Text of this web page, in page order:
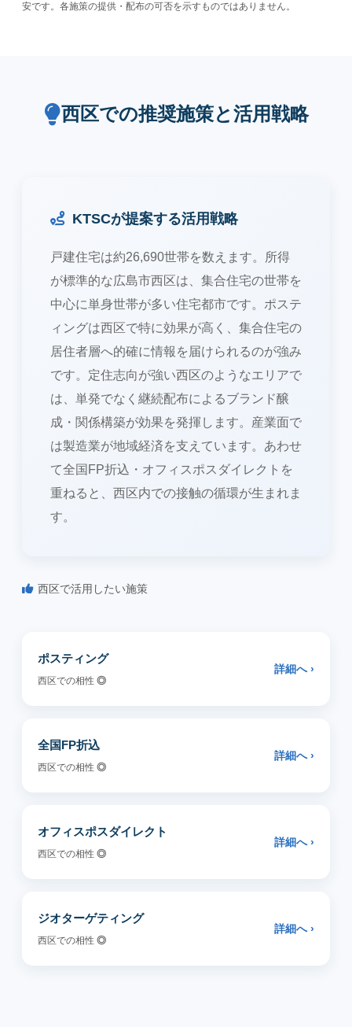
安です。各施策の提供・配布の可否を示すものではありません。
西区での推奨施策と活用戦略
KTSCが提案する活用戦略
戸建住宅は約26,690世帯を数えます。所得
が標準的な広島市西区は、集合住宅の世帯を
中心に単身世帯が多い住宅都市です。ポステ
ィングは西区で特に効果が高く、集合住宅の
居住者層へ的確に情報を届けられるのが強み
です。定住志向が強い西区のようなエリアで
は、単発でなく継続配布によるブランド醸
成・関係構築が効果を発揮します。産業面で
は製造業が地域経済を支えています。あわせ
て全国FP折込・オフィスポスダイレクトを
重ねると、西区内での接触の循環が生まれま
す。
西区で活用したい施策
ポスティング
西区での相性 ◎
詳細へ ›
全国FP折込
西区での相性 ◎
詳細へ ›
オフィスポスダイレクト
西区での相性 ◎
詳細へ ›
ジオターゲティング
西区での相性 ◎
詳細へ ›